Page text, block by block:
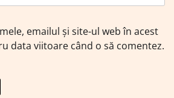
emailul și site-ul web în acest
data viitoare când o să comentez.